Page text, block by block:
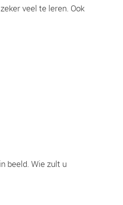
veel te leren. Ook
beeld. Wie zult u